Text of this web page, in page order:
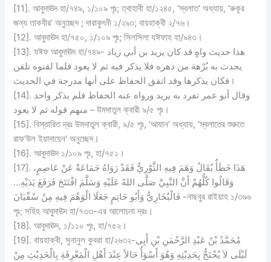
[11]. আবুদাঊদ হা/৭৪৯, ১/১০৯ পৃঃ; ত্বাহাবী হা/১২৪৫, ‘স্বলাত’ অধ্যায়, ‘রুকূর
জন্য তাকবীর’ অনুচ্ছেদ ; দারাকুৎনী ১/২৯৩; বায়হাক্বী ২/৭৬।
[12]. আবুদাঊদ হা/৭৫০, ১/১০৯ পৃঃ; সিলসিলা যঈফাহ হা/৯৪৩।
[13]. যঈফ আবুদাঊদ হা/৭৪৯- هذا حديث واهٍ قد كان يزيد بن أبي زياد
يحدث به بُرْهة من دهره فلا يذكر فيه ثم لا يعود فلما لقنوه تلقن
فكان يذكرها وقد اتفق الحفاظ على أنها مدرجة في الحديث।
[14]. وقال أبو عمر تفرد به يزيد ورواه عنه الحفاظ فلم يذكر واحد
منهم قوله ثم لا يعود – উমদাতুল ক্বারী ৯/৫ পৃঃ।
[15]. বিস্তারিত দ্রঃ উমদাতুল ক্বারী, ৯/৫ পৃঃ, ‘আযান’ অধ্যায়, ‘স্বলাতের শুরুতে
রাফ‘উল ইয়াদায়েন’ অনুচ্ছেদ।
[16]. আবুদাঊদ ১/১০৯ পৃঃ, হা/৭৫১।
[17]. هَذَا خَطَأٌ يُقَالُ وَهَمَ فِيهِ الثَّوْرِيُّ فَقَدْ رَوَاهُ جَمَاعَةٌ عَنْ عَاصِمٍ،
وَقَالُوا كُلُّهُمْ أَنَّ النَّبِيَّ صَلَّى اللهُ عَلَيْهِ وَسَلَّمَ افْتَتَحَ فَرَفَعَ يَدَيْهِ…
فَالْبُخَارِيُّ وَأَبُو حَاتِمٍ جَعَلَا الْوَهْمَ فِيهِ مِنْ سُفْيَانَ -নাছবুর রাইয়াহ ১/৩৯৬
পৃঃ; সহিহ আবুদাঊদ হা/৭৩৩-এর আলোচনা দ্রঃ।
[18]. আবুদাঊদ, ১/১১০ পৃঃ, হা/৭৫২।
[19]. বায়হাক্বী, সুনানুল কুবরা হা/২৬৩২-مُحَمَّدُ بْنُ عَبْدِ الرَّحْمَنِ بْنِ أَبِى
لَيْلَى لاَ يُحْتَجُّ بِحَدِيْثِهِ وَهُوَ أَسْوَأُ حَالاً عِنْدَ أَهْلِ الْمَعْرِفَةِ بِالْحَدِيْثِ مِنْ